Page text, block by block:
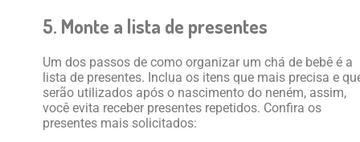
5. Monte a lista de presentes
Um dos passos de como organizar um chá de bebê é a
lista de presentes. Inclua os itens que mais precisa e
serão utilizados após o nascimento do neném, assim,
você evita receber presentes repetidos. Confira os
presentes mais solicitados: